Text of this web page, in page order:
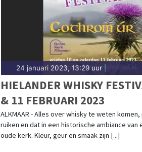
24 januari 2023, 13:29 uur|
HIELANDER WHISKY
& 11 FEBRUARI 2023
ALKMAAR - Alles over whisky te weten
ruiken en dat in een historische ambiance van
oude kerk. Kleur, geur en smaak zijn [...]